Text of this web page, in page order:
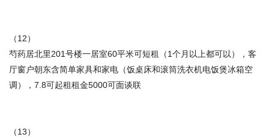
（12）
芍药居北里201号楼一居室60平米可短租（1个月以上都可以），客
厅窗户朝东含简单家具和家电（饭桌床和滚筒洗衣机电饭煲冰箱空
调），7.8可起租租金5000可面谈联
（13）